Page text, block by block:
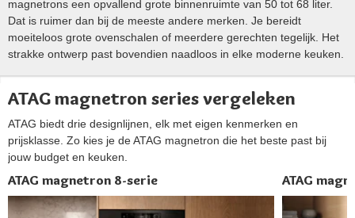
magnetrons een opvallend grote binnenruimte van 50 tot 68 liter.
Dat is ruimer dan bij de meeste andere merken. Je bereidt
moeiteloos grote ovenschalen of meerdere gerechten tegelijk. Het
strakke ontwerp past bovendien naadloos in elke moderne keuken.
ATAG magnetron series vergeleken
ATAG biedt drie designlijnen, elk met eigen kenmerken en
prijsklasse. Zo kies je de ATAG magnetron die het beste past bij
jouw budget en keuken.
ATAG magnetron 8-serie ATAG